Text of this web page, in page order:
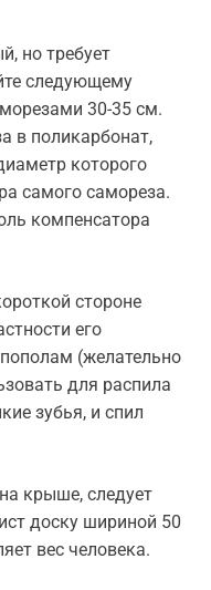
но требует
следующему
30-35 см.
в поликарбонат,
которого
самого самореза.
компенсатора
стороне
его
(желательно
для распила
зубья, и спил
крыше, следует
доску шириной 50
вес человека.